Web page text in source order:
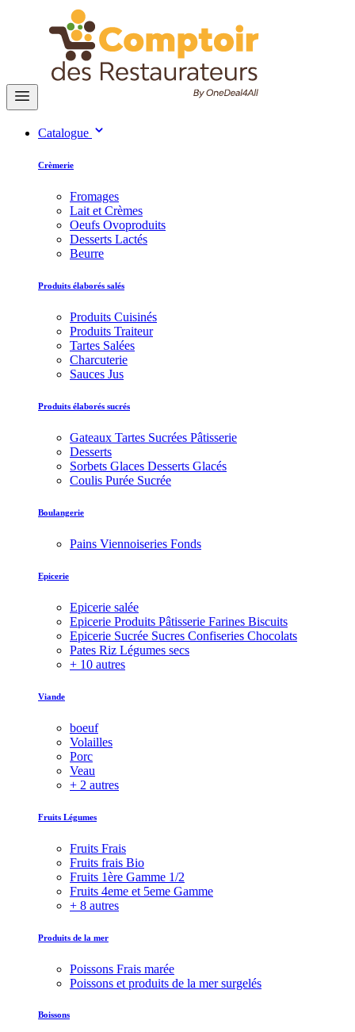
Catalogue
Crèmerie
Fromages
Lait et Crèmes
Oeufs Ovoproduits
Desserts Lactés
Beurre
Produits élaborés salés
Produits Cuisinés
Produits Traiteur
Tartes Salées
Charcuterie
Sauces Jus
Produits élaborés sucrés
Gateaux Tartes Sucrées Pâtisserie
Desserts
Sorbets Glaces Desserts Glacés
Coulis Purée Sucrée
Boulangerie
Pains Viennoiseries Fonds
Epicerie
Epicerie salée
Epicerie Produits Pâtisserie Farines Biscuits
Epicerie Sucrée Sucres Confiseries Chocolats
Pates Riz Légumes secs
+ 10 autres
Viande
boeuf
Volailles
Porc
Veau
+ 2 autres
Fruits Légumes
Fruits Frais
Fruits frais Bio
Fruits 1ère Gamme 1/2
Fruits 4eme et 5eme Gamme
+ 8 autres
Produits de la mer
Poissons Frais marée
Poissons et produits de la mer surgelés
Boissons